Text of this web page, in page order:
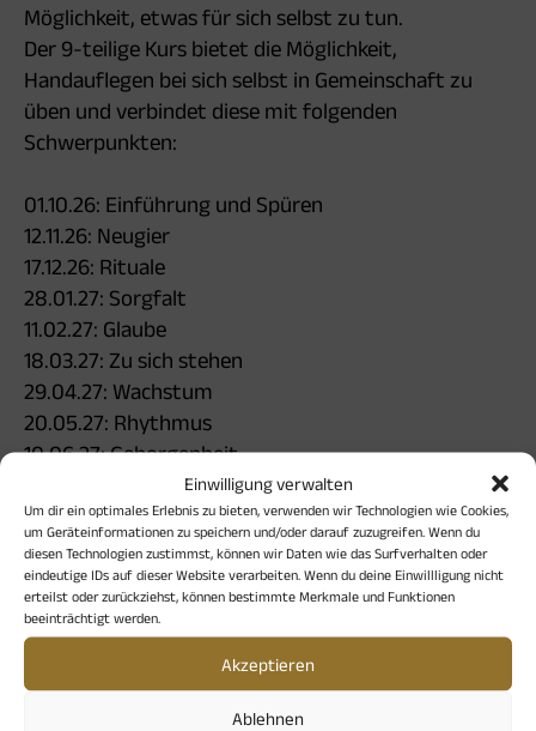
Einwilligung verwalten
Um dir ein optimales Erlebnis zu bieten, verwenden wir Technologien wie Cookies,
um Geräteinformationen zu speichern und/oder darauf zuzugreifen. Wenn du
diesen Technologien zustimmst, können wir Daten wie das Surfverhalten oder
eindeutige IDs auf dieser Website verarbeiten. Wenn du deine Einwillligung nicht
erteilst oder zurückziehst, können bestimmte Merkmale und Funktionen
beeinträchtigt werden.
Akzeptieren
Ablehnen
Möglichkeit, etwas für sich selbst zu tun.
Der 9-teilige Kurs bietet die Möglichkeit,
Handauflegen bei sich selbst in Gemeinschaft zu
üben und verbindet diese mit folgenden
Schwerpunkten:
01.10.26: Einführung und Spüren
12.11.26: Neugier
17.12.26: Rituale
28.01.27: Sorgfalt
11.02.27: Glaube
18.03.27: Zu sich stehen
29.04.27: Wachstum
20.05.27: Rhythmus
10.06.27: Geborgenheit
Vorkenntnisse sind nicht erforderlich
Lynne Hromek, Lehrerin der Open-Hands-Schule des
Handauflegens,
40 Jahre Praxis im Handauflegen
90 €, Anmeldung bis 29.09.26 erforderlich